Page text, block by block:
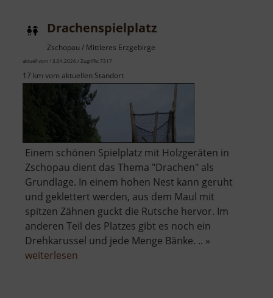
Drachenspielplatz
Zschopau / Mittleres Erzgebirge
aktuell vom 13.04.2026 / Zugriffe: 7317
17 km vom aktuellen Standort
Einem schönen Spielplatz mit Holzgeräten in
Zschopau dient das Thema "Drachen" als
Grundlage. In einem hohen Nest kann geruht
und geklettert werden, aus dem Maul mit
spitzen Zähnen guckt die Rutsche hervor. Im
anderen Teil des Platzes gibt es noch ein
Drehkarussel und jede Menge Bänke. .. »
weiterlesen